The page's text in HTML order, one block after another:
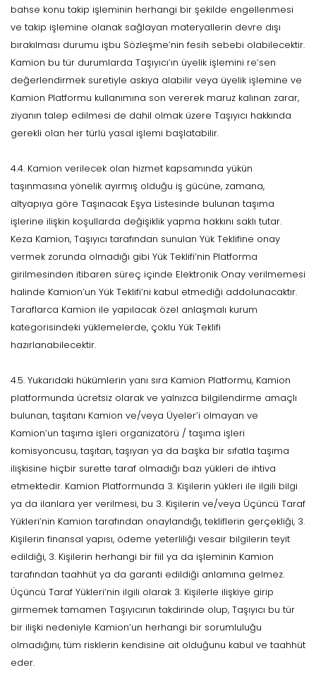
bahse konu takip işleminin herhangi bir şekilde engellenmesi
ve takip işlemine olanak sağlayan materyallerin devre dışı
bırakılması durumu işbu Sözleşme’nin fesih sebebi olabilecektir.
Kamion bu tür durumlarda Taşıyıcı’ın üyelik işlemini re’sen
değerlendirmek suretiyle askıya alabilir veya üyelik işlemine ve
Kamion Platformu kullanımına son vererek maruz kalınan zarar,
ziyanın talep edilmesi de dahil olmak üzere Taşıyıcı hakkında
gerekli olan her türlü yasal işlemi başlatabilir.
4.4. Kamion verilecek olan hizmet kapsamında yükün
taşınmasına yönelik ayırmış olduğu iş gücüne, zamana,
altyapıya göre Taşınacak Eşya Listesinde bulunan taşıma
işlerine ilişkin koşullarda değişiklik yapma hakkını saklı tutar.
Keza Kamion, Taşıyıcı tarafından sunulan Yük Teklifine onay
vermek zorunda olmadığı gibi Yük Teklifi’nin Platforma
girilmesinden itibaren süreç içinde Elektronik Onay verilmemesi
halinde Kamion’un Yük Teklifi’ni kabul etmediği addolunacaktır.
Taraflarca Kamion ile yapılacak özel anlaşmalı kurum
kategorisindeki yüklemelerde, çoklu Yük Teklifi
hazırlanabilecektir.
4.5. Yukarıdaki hükümlerin yanı sıra Kamion Platformu, Kamion
platformunda ücretsiz olarak ve yalnızca bilgilendirme amaçlı
bulunan, taşıtanı Kamion ve/veya Üyeler’i olmayan ve
Kamion’un taşıma işleri organizatörü / taşıma işleri
komisyoncusu, taşıtan, taşıyan ya da başka bir sıfatla taşıma
ilişkisine hiçbir surette taraf olmadığı bazı yükleri de ihtiva
etmektedir. Kamion Platformunda 3. Kişilerin yükleri ile ilgili bilgi
ya da ilanlara yer verilmesi, bu 3. Kişilerin ve/veya Üçüncü Taraf
Yükleri’nin Kamion tarafından onaylandığı, tekliflerin gerçekliği, 3.
Kişilerin finansal yapısı, ödeme yeterliliği vesair bilgilerin teyit
edildiği, 3. Kişilerin herhangi bir fiil ya da işleminin Kamion
tarafından taahhüt ya da garanti edildiği anlamına gelmez.
Üçüncü Taraf Yükleri’nin ilgili olarak 3. Kişilerle ilişkiye girip
girmemek tamamen Taşıyıcının takdirinde olup, Taşıyıcı bu tür
bir ilişki nedeniyle Kamion’un herhangi bir sorumluluğu
olmadığını, tüm risklerin kendisine ait olduğunu kabul ve taahhüt
eder.